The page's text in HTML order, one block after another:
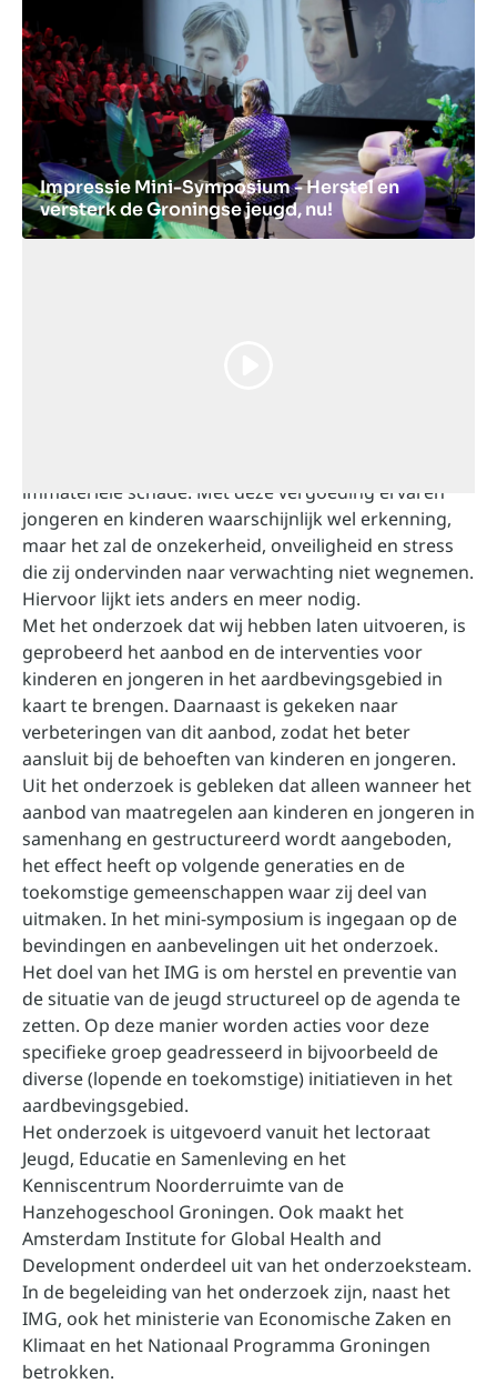
Impressie Mini-Symposium - Herstel en
versterk de Groningse jeugd, nu!
immateriële schade. Met deze vergoeding ervaren
jongeren en kinderen waarschijnlijk wel erkenning,
maar het zal de onzekerheid, onveiligheid en stress
die zij ondervinden naar verwachting niet wegnemen.
Hiervoor lijkt iets anders en meer nodig.
Met het onderzoek dat wij hebben laten uitvoeren, is
geprobeerd het aanbod en de interventies voor
kinderen en jongeren in het aardbevingsgebied in
kaart te brengen. Daarnaast is gekeken naar
verbeteringen van dit aanbod, zodat het beter
aansluit bij de behoeften van kinderen en jongeren.
Uit het onderzoek is gebleken dat alleen wanneer het
aanbod van maatregelen aan kinderen en jongeren in
samenhang en gestructureerd wordt aangeboden,
het effect heeft op volgende generaties en de
toekomstige gemeenschappen waar zij deel van
uitmaken. In het mini-symposium is ingegaan op de
bevindingen en aanbevelingen uit het onderzoek.
Het doel van het IMG is om herstel en preventie van
de situatie van de jeugd structureel op de agenda te
zetten. Op deze manier worden acties voor deze
specifieke groep geadresseerd in bijvoorbeeld de
diverse (lopende en toekomstige) initiatieven in het
aardbevingsgebied.
Het onderzoek is uitgevoerd vanuit het lectoraat
Jeugd, Educatie en Samenleving en het
Kenniscentrum Noorderruimte van de
Hanzehogeschool Groningen. Ook maakt het
Amsterdam Institute for Global Health and
Development onderdeel uit van het onderzoeksteam.
In de begeleiding van het onderzoek zijn, naast het
IMG, ook het ministerie van Economische Zaken en
Klimaat en het Nationaal Programma Groningen
betrokken.